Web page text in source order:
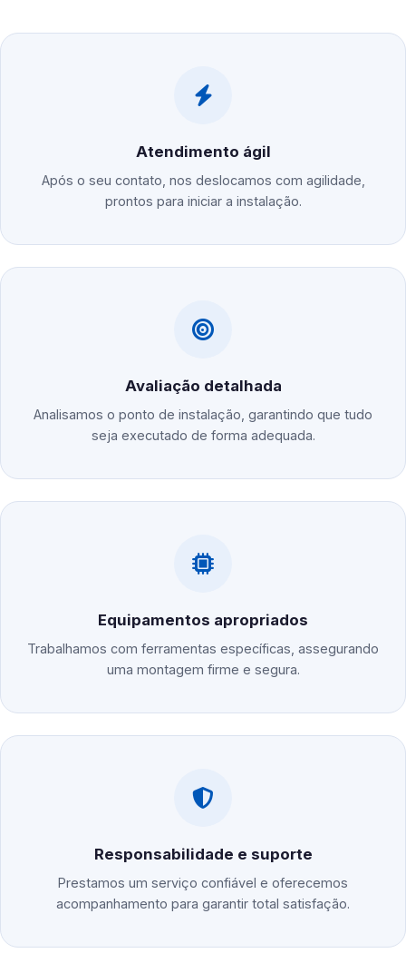
Atendimento ágil
Após o seu contato, nos deslocamos com agilidade,
prontos para iniciar a instalação.
Avaliação detalhada
Analisamos o ponto de instalação, garantindo que tudo
seja executado de forma adequada.
Equipamentos apropriados
Trabalhamos com ferramentas específicas, assegurando
uma montagem firme e segura.
Responsabilidade e suporte
Prestamos um serviço confiável e oferecemos
acompanhamento para garantir total satisfação.